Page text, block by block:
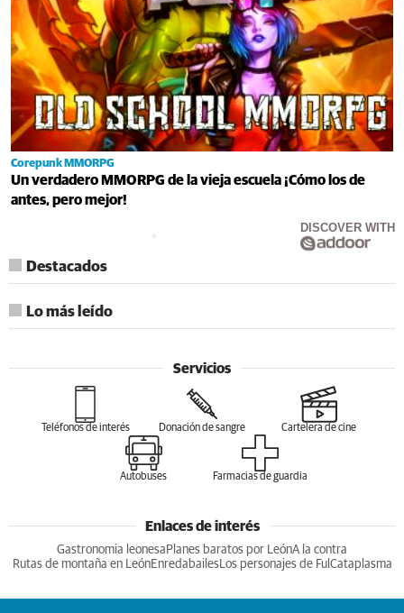
Corepunk MMORPG
Un verdadero MMORPG de la vieja escuela ¡Cómo los de
antes, pero mejor!
DISCOVER WITH
Destacados
Lo más leído
Servicios
Teléfonos de interés Donación de sangre Cartelera de cine
Autobuses Farmacias de guardia
Enlaces de interés
Gastronomia leonesa Planes baratos por LeónA la contra
Rutas de montaña en LeónEnredabailesLos personajes de Ful Cataplasma